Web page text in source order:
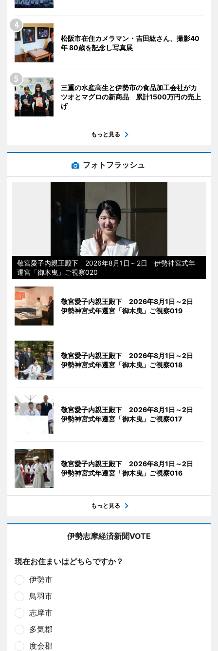
松阪市在住カメラマン・吉田紘さん、撮影40
年 80歳を記念し写真展
三重の水産高生と伊勢市の食品加工会社がカ
ツオとマグロの新商品 累計1500万円の売上
げ
もっと見る
フォトフラッシュ
敬宮愛子内親王殿下 2026年8月1日～2日 伊勢神宮式年
遷宮「御木曳」ご視察020
敬宮愛子内親王殿下 2026年8月1日～2日
伊勢神宮式年遷宮「御木曳」ご視察019
敬宮愛子内親王殿下 2026年8月1日～2日
伊勢神宮式年遷宮「御木曳」ご視察018
敬宮愛子内親王殿下 2026年8月1日～2日
伊勢神宮式年遷宮「御木曳」ご視察017
敬宮愛子内親王殿下 2026年8月1日～2日
伊勢神宮式年遷宮「御木曳」ご視察016
もっと見る
伊勢志摩経済新聞VOTE
現在お住まいはどちらですか？
伊勢市
鳥羽市
志摩市
多気郡
度会郡